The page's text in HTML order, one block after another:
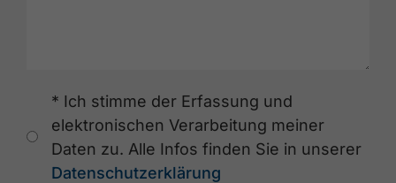
* Ich stimme der Erfassung und
elektronischen Verarbeitung meiner
Daten zu. Alle Infos finden Sie in unserer
Datenschutzerklärung